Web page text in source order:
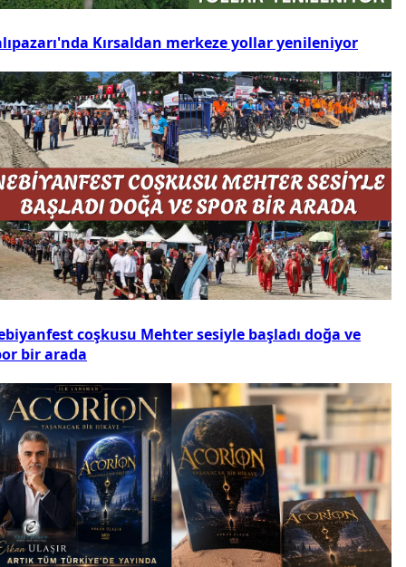
Kırsaldan merkeze yollar yenileniyor
coşkusu Mehter sesiyle başladı doğa ve
bir arada